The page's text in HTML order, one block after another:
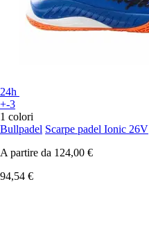
24h
+-3
1 colori
Bullpadel Scarpe padel Ionic 26V
A partire da 124,00 €
94,54 €